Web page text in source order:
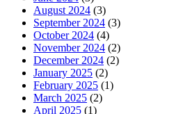
August 2024 (3)
September 2024 (3)
October 2024 (4)
November 2024 (2)
December 2024 (2)
January 2025 (2)
February 2025 (1)
March 2025 (2)
April 2025 (1)